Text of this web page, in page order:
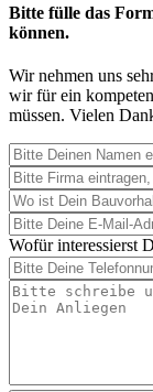
Bitte fülle das
können.
Wir nehmen uns
wir für ein
müssen. Vielen
Wofür interessierst